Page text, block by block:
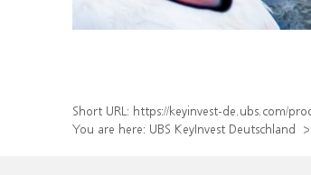
Short URL: https://keyinvest-de.ubs.com/
You are here: UBS KeyInvest Deutschland